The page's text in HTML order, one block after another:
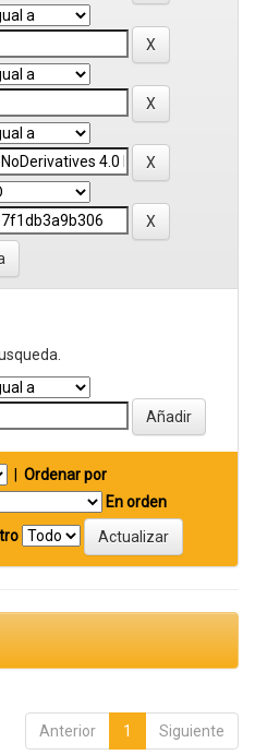
Ordenar por
En orden
Anterior 1 Siguiente